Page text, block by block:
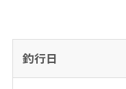
釣行日